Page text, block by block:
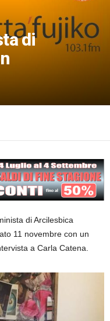
di
di Arcilesbica
11 novembre con un
a Carla Catena.